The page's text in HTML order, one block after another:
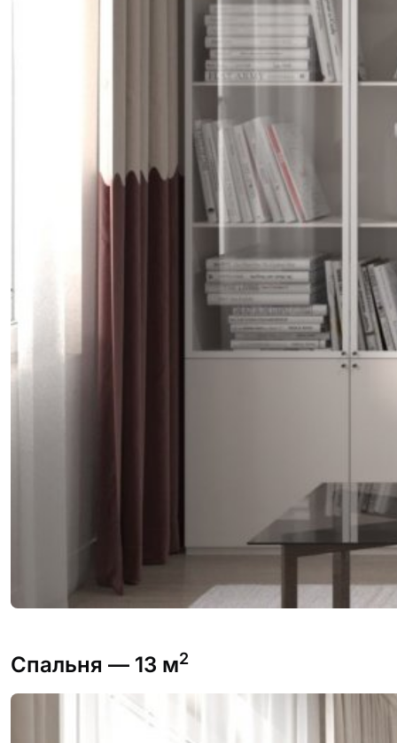
Спальня — 13 м2